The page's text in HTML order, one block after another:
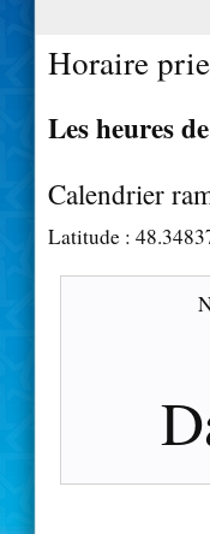
Horaire
Les heures
Calendrier
Latitude :